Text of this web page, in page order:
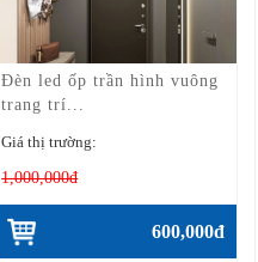
Đèn led ốp trần hình vuông
trang trí...
Giá thị trường:
1,000,000đ
600,000đ